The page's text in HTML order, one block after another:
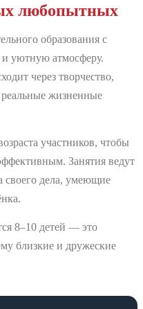
любопытных
образования с
уютную атмосферу.
через творчество,
жизненные
участников, чтобы
Занятия ведут
своего дела, умеющие
8–10 детей — это
близкие и дружеские